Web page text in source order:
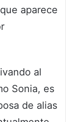
aparece
al
Sonia, es
de alias